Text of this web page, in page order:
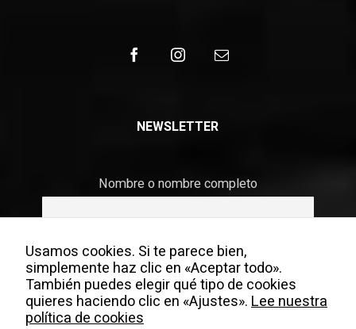
NEWSLETTER
Nombre o nombre completo
Email
Si continúas, aceptas la política de privacidad
Usamos cookies. Si te parece bien,
simplemente haz clic en «Aceptar todo».
También puedes elegir qué tipo de cookies
quieres haciendo clic en «Ajustes».Lee nuestra
política de cookies